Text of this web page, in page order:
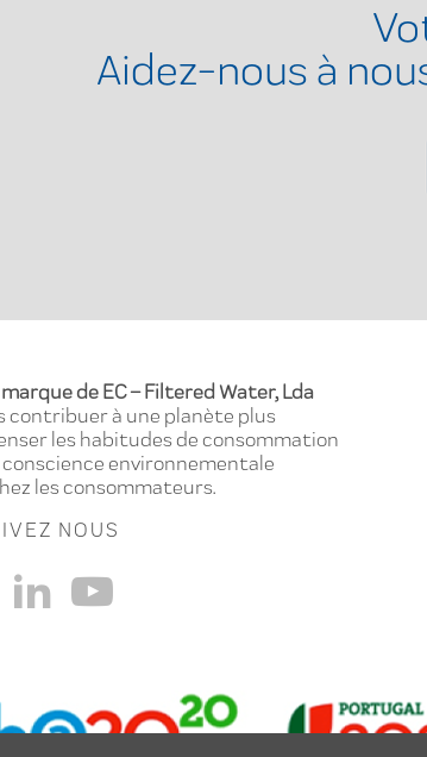
Aidez-nous à
de EC – Filtered Water, Lda
contribuer à une planète plus
les habitudes de consommation
environnementale
les consommateurs.
NOUS